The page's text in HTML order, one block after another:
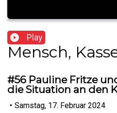
Play
Mensch,
#56 Pauline Fritze
die Situation an den
• Samstag, 17. Februar 2024